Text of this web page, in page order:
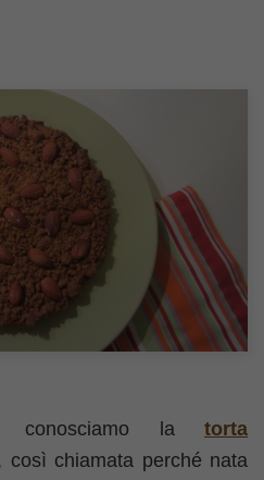
conosciamo la torta
così chiamata perché nata